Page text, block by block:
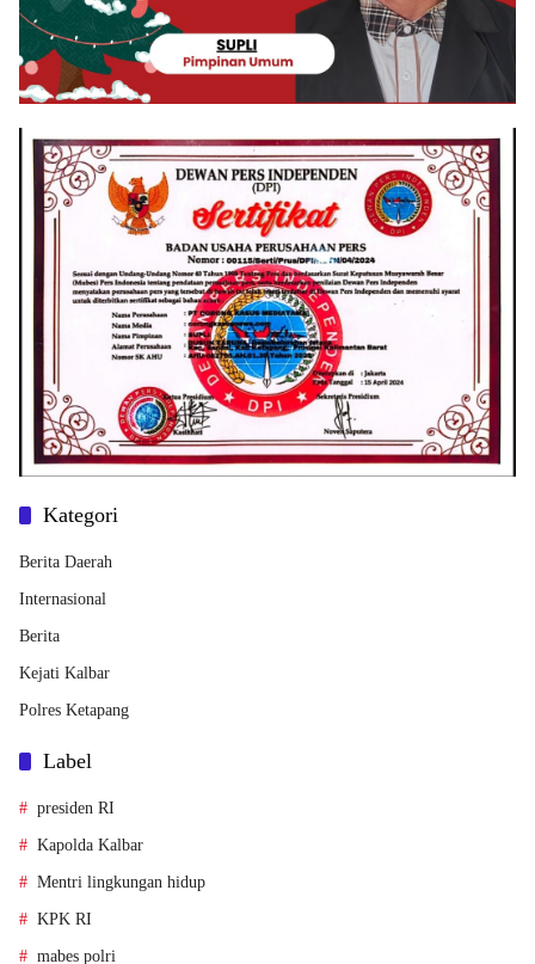
Kategori
Berita Daerah
Internasional
Berita
Kejati Kalbar
Polres Ketapang
Label
presiden RI
Kapolda Kalbar
Mentri lingkungan hidup
KPK RI
mabes polri